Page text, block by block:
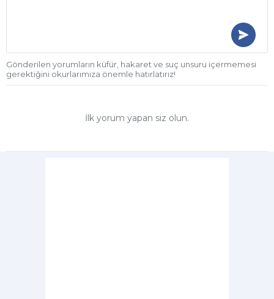
Gönderilen yorumların küfür, hakaret ve suç unsuru içermemesi
gerektiğini okurlarımıza önemle hatırlatırız!
İlk yorum yapan siz olun.